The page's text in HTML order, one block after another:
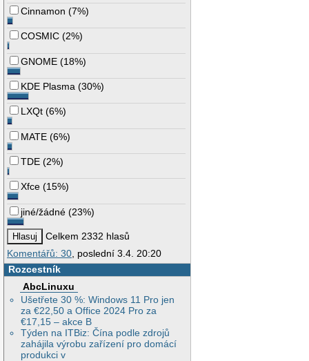
Cinnamon (7%)
COSMIC (2%)
GNOME (18%)
KDE Plasma (30%)
LXQt (6%)
MATE (6%)
TDE (2%)
Xfce (15%)
jiné/žádné (23%)
Celkem 2332 hlasů
Komentářů: 30, poslední 3.4. 20:20
Rozcestník
AbcLinuxu
Ušetřete 30 %: Windows 11 Pro jen
za €22,50 a Office 2024 Pro za
€17,15 – akce B
Týden na ITBiz: Čína podle zdrojů
zahájila výrobu zařízení pro domácí
produkci v